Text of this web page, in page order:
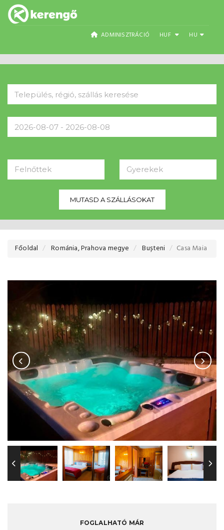
ADMINISZTRÁCIÓ HUF HU
Felnőttek Gyerekek
MUTASD A SZÁLLÁSOKAT
Főoldal Románia, Prahova megye Bușteni Casa Maia
FOGLALHATÓ MÁR